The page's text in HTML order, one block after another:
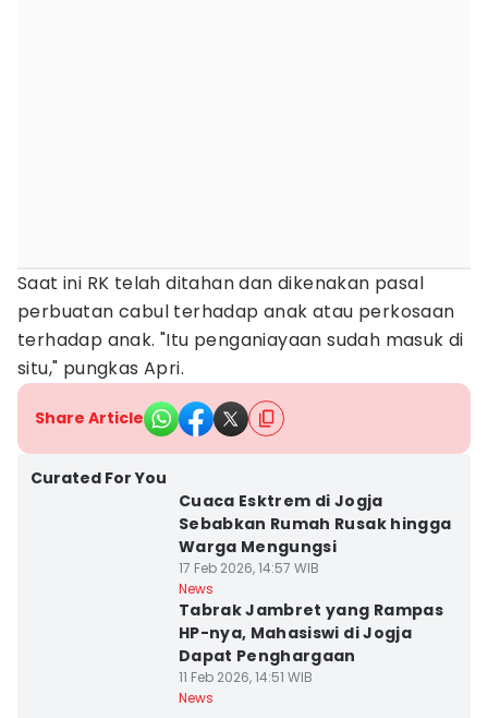
Saat ini RK telah ditahan dan dikenakan pasal
perbuatan cabul terhadap anak atau perkosaan
terhadap anak. "Itu penganiayaan sudah masuk di
situ," pungkas Apri.
Share Article
Curated For You
Cuaca Esktrem di Jogja
Sebabkan Rumah Rusak hingga
Warga Mengungsi
17 Feb 2026, 14:57 WIB
News
Tabrak Jambret yang Rampas
HP-nya, Mahasiswi di Jogja
Dapat Penghargaan
11 Feb 2026, 14:51 WIB
News